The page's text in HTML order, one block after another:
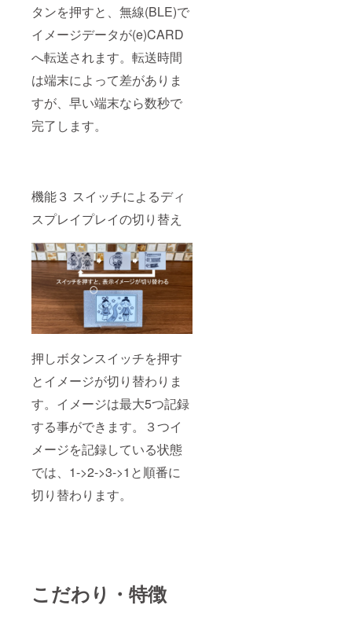
タンを押すと、無線(BLE)で
イメージデータが(e)CARD
へ転送されます。転送時間
は端末によって差がありま
すが、早い端末なら数秒で
完了します。
機能３ スイッチによるディ
スプレイプレイの切り替え
押しボタンスイッチを押す
とイメージが切り替わりま
す。イメージは最大5つ記録
する事ができます。３つイ
メージを記録している状態
では、1->2->3->1と順番に
切り替わります。
こだわり・特徴